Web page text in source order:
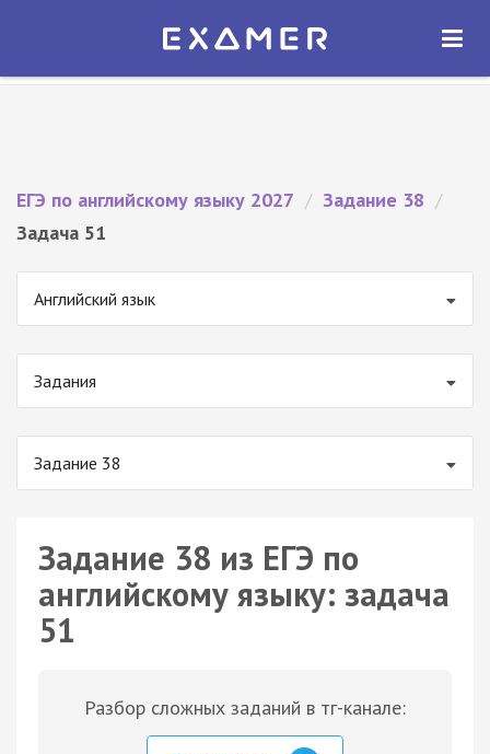
Экзамер — ЕГЭ 2027
ОТКРЫТЬ
ЕГЭ по английскому языку 2027 / Задание 38 /
Задача 51
Английский язык
Задания
Задание 38
Задание 38 из ЕГЭ по
английскому языку: задача
51
Разбор сложных заданий в тг-канале: